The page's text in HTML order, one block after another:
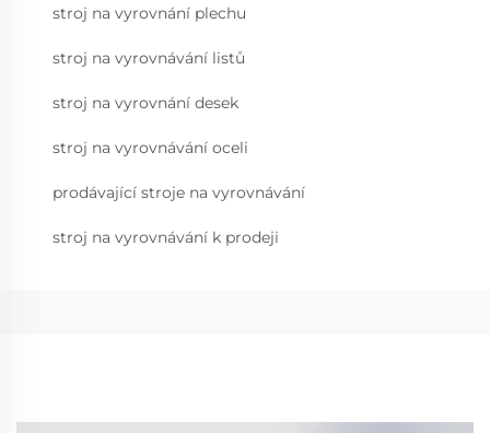
stroj na vyrovnání plechu
stroj na vyrovnávání listů
stroj na vyrovnání desek
stroj na vyrovnávání oceli
prodávající stroje na vyrovnávání
stroj na vyrovnávání k prodeji